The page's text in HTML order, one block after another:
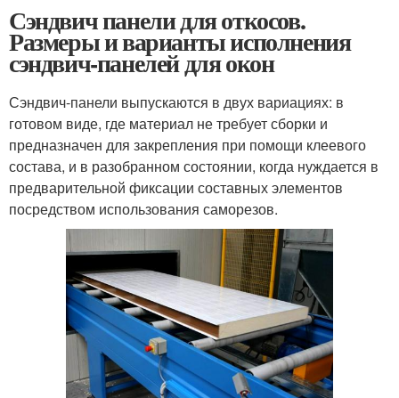
Сэндвич панели для откосов.
Размеры и варианты исполнения
сэндвич-панелей для окон
Сэндвич-панели выпускаются в двух вариациях: в
готовом виде, где материал не требует сборки и
предназначен для закрепления при помощи клеевого
состава, и в разобранном состоянии, когда нуждается в
предварительной фиксации составных элементов
посредством использования саморезов.